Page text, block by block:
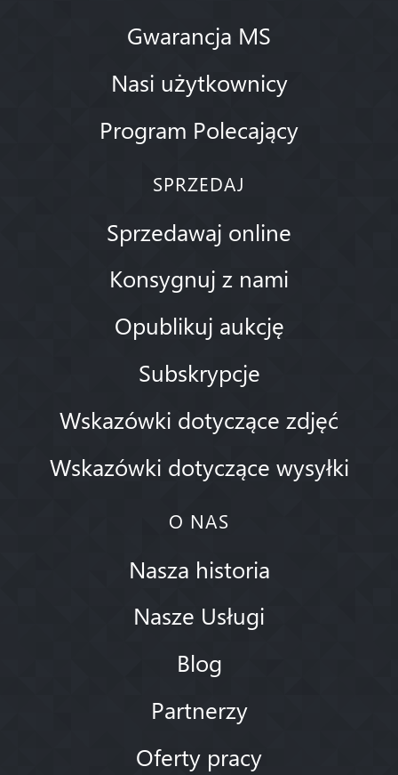
Gwarancja MS
Nasi użytkownicy
Program Polecający
SPRZEDAJ
Sprzedawaj online
Konsygnuj z nami
Opublikuj aukcję
Subskrypcje
Wskazówki dotyczące zdjęć
Wskazówki dotyczące wysyłki
O NAS
Nasza historia
Nasze Usługi
Blog
Partnerzy
Oferty pracy